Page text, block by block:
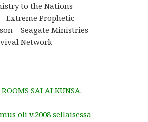
to the Nations
Extreme Prophetic
– Seagate Ministries
Network
SAI ALKUNSA.
oli v.2008 sellaisessa